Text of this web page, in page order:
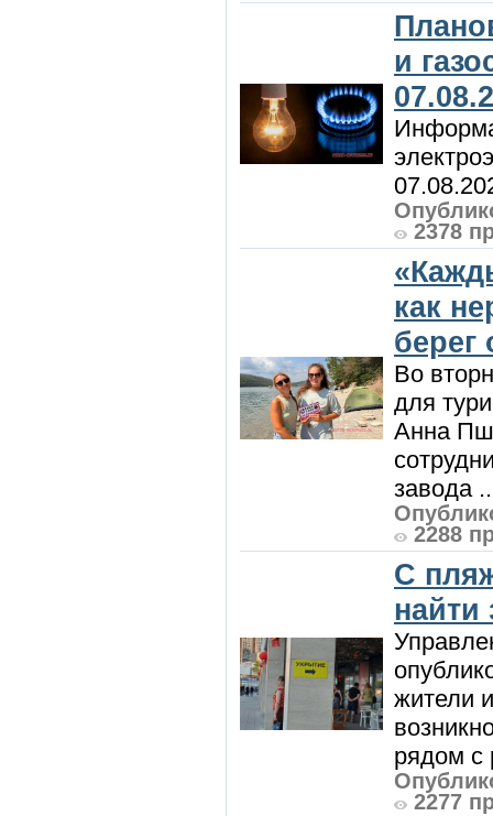
и
2378
как
берег
Во
для
Анна
завода
2288
С
жители
рядом с
2277